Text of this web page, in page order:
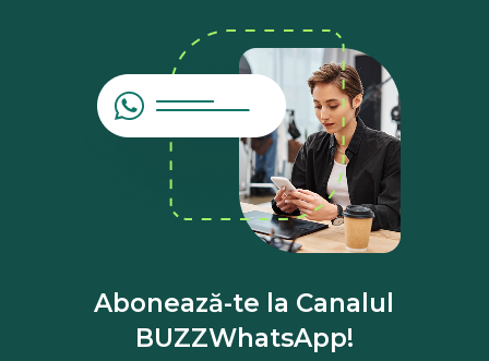
Abonează-te la Canalul
BUZZWhatsApp!